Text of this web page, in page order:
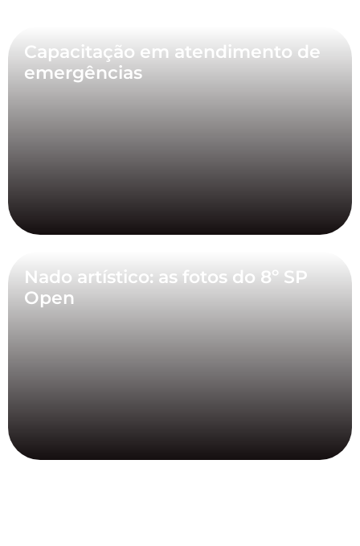
Capacitação em atendimento de
emergências
Nado artístico: as fotos do 8º SP
Open